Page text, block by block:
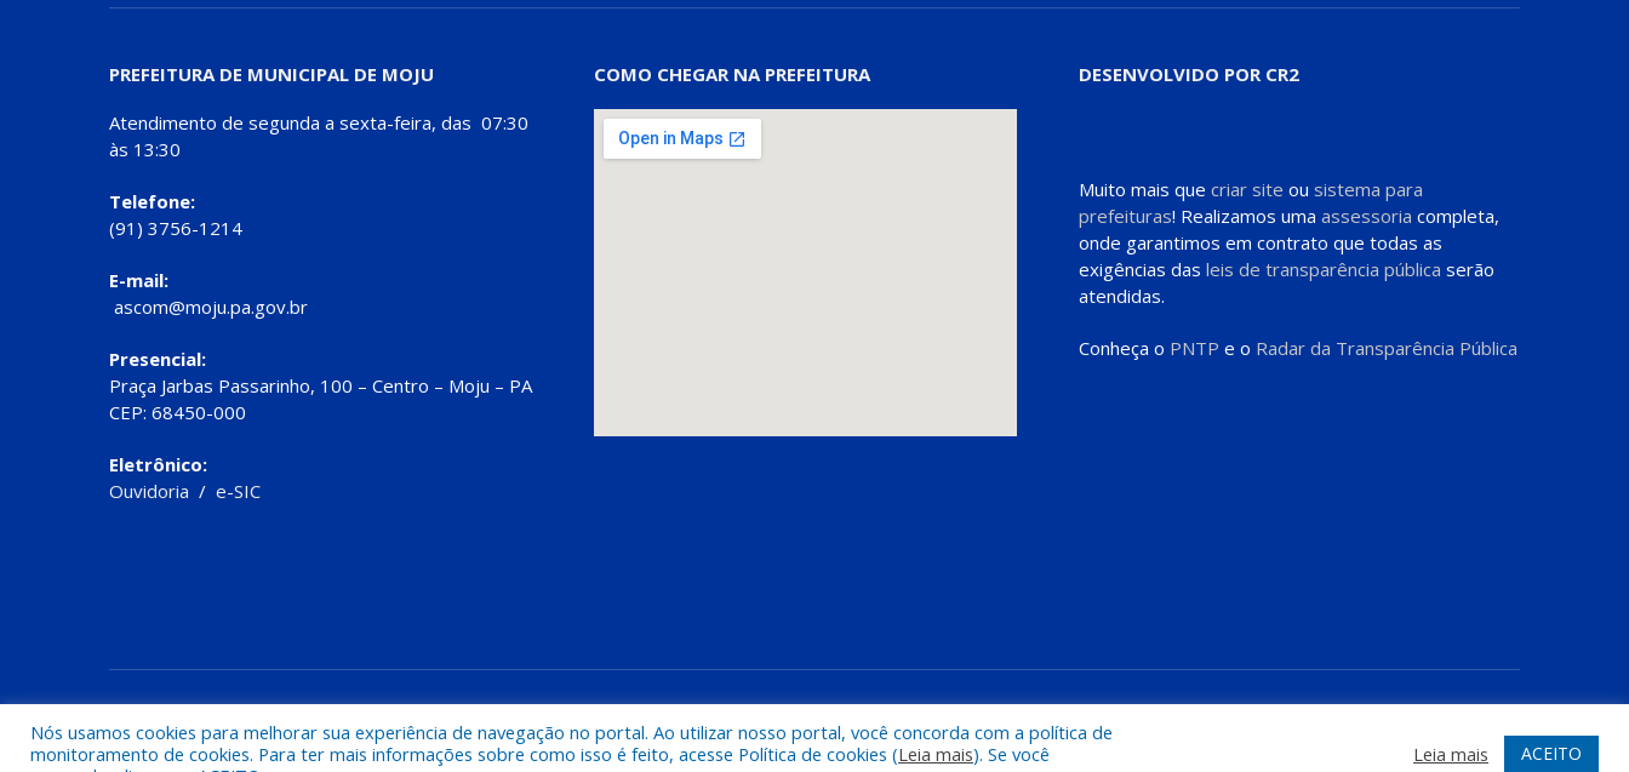
PREFEITURA DE MUNICIPAL DE MOJU
Atendimento de segunda a sexta-feira, das 07:30
às 13:30
Telefone:
(91) 3756-1214
E-mail:
ascom@moju.pa.gov.br
Presencial:
Praça Jarbas Passarinho, 100 – Centro – Moju – PA
CEP: 68450-000
Eletrônico:
Ouvidoria / e-SIC
COMO CHEGAR NA PREFEITURA DESENVOLVIDO POR CR2
Muito mais que criar site ou sistema para
prefeituras! Realizamos uma assessoria completa,
onde garantimos em contrato que todas as
exigências das leis de transparência pública serão
atendidas.
Conheça o PNTP e o Radar da Transparência Pública
Nós usamos cookies para melhorar sua experiência de navegação no portal. Ao utilizar nosso portal, você concorda com a política de
monitoramento de cookies. Para ter mais informações sobre como isso é feito, acesse Política de cookies (Leia mais). Se você
Leia mais ACEITO